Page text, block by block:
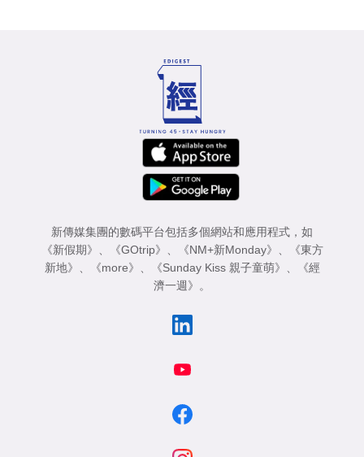
新傳媒集團的數碼平台包括多個網站和應用程式，如
《新假期》
《GOtrip》 《NM+新Monday》
《東方
新地》
《more》 《Sunday Kiss 親子童萌》
《經
濟一週》
。